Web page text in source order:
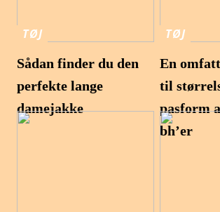
TØJ
Sådan finder du den
perfekte lange
damejakke
TØJ
En
til
pasform
bh’er